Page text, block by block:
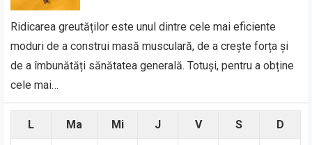
Ridicarea greutăților este unul dintre cele mai eficiente
moduri de a construi masă musculară, de a crește forța și
de a îmbunătăți sănătatea generală. Totuși, pentru a obține
cele mai…
L Ma Mi J V S D